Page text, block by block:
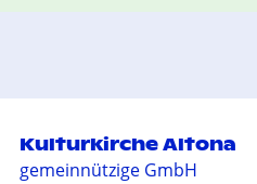
Kulturkirche Altona
gemeinnützige GmbH